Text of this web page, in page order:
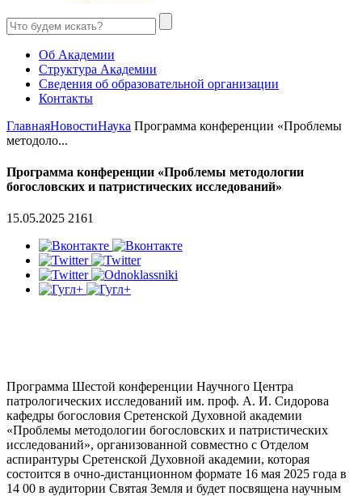
Об Академии
Структура Академии
Сведения об образовательной организации
Контакты
ГлавнаяНовостиНаука Программа конференции «Проблемы
методоло...
Программа конференции «Проблемы методологии
богословских и патристических исследований»
15.05.2025 2161
Программа Шестой конференции Научного Центра
патрологических исследований им. проф. А. И. Сидорова
кафедры богословия Сретенской Духовной академии
«Проблемы методологии богословских и патристических
исследований», организованной совместно с Отделом
аспирантуры Сретенской Духовной академии, которая
состоится в очно-дистанционном формате 16 мая 2025 года в
14 00 в аудитории Святая Земля и будет посвящена научным